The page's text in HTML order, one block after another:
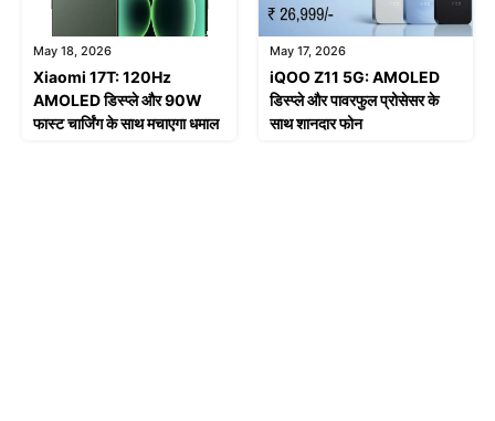
May 18, 2026
Xiaomi 17T: 120Hz
AMOLED डिस्प्ले और 90W
फास्ट चार्जिंग के साथ मचाएगा धमाल
May 17, 2026
iQOO Z11 5G: AMOLED
डिस्प्ले और पावरफुल प्रोसेसर के
साथ शानदार फोन